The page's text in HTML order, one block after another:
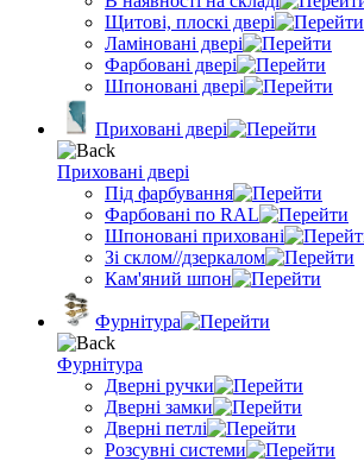
Щитові, плоскі двері
Ламіновані двері
Фарбовані двері
Шпоновані двері
Приховані двері
Приховані двері
Під фарбування
Фарбовані по RAL
Шпоновані приховані
Зі склом//дзеркалом
Кам'яний шпон
Фурнітура
Фурнітура
Дверні ручки
Дверні замки
Дверні петлі
Розсувні системи